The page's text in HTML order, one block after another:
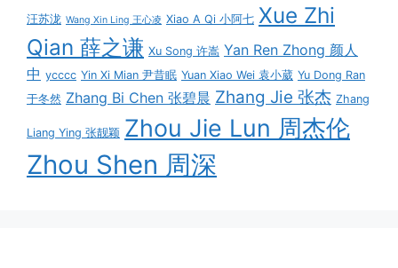
汪苏泷 Wang Xin Ling 王心凌 Xiao A Qi 小阿七 Xue Zhi
Qian 薛之谦 Xu Song 许嵩 Yan Ren Zhong 颜人
中 ycccc Yin Xi Mian 尹昔眠 Yuan Xiao Wei 袁小葳 Yu Dong Ran
于冬然 Zhang Bi Chen 张碧晨 Zhang Jie 张杰 Zhang
Liang Ying 张靓颖 Zhou Jie Lun 周杰伦
Zhou Shen 周深